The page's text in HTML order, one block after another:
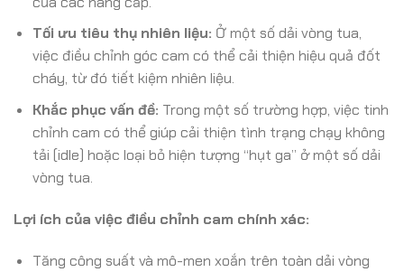
Tối ưu tiêu thụ nhiên liệu: Ở một số dải vòng tua,
việc điều chỉnh góc cam có thể cải thiện hiệu quả đốt
cháy, từ đó tiết kiệm nhiên liệu.
Khắc phục vấn đề: Trong một số trường hợp, việc tinh
chỉnh cam có thể giúp cải thiện tình trạng chạy không
tải (idle) hoặc loại bỏ hiện tượng “hụt ga” ở một số dải
vòng tua.
Lợi ích của việc điều chỉnh cam chính xác:
Tăng công suất và mô-men xoắn trên toàn dải vòng